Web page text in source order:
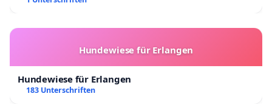
sich die Zahl der erforderlichen Spieltage. Dadurch
wird es möglich, erst im Oktober 2021 die Spielzeit
für DL und RL zu beginnen und spätestens Anfang
April 2022 bei einem hoffentlich
unterbrechungsfreien Verlauf die Spielzeit
Hundewiese für Erlangen
Hundewiese für Erlangen
183 Unterschriften